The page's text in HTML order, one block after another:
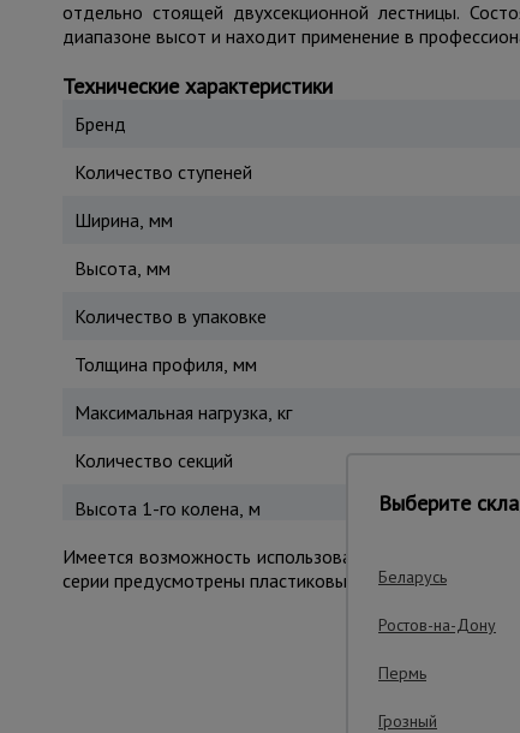
отдельно стоящей двухсекционной лестницы.
диапазоне высот и находит применение в
Технические характеристики
Бренд
Количество ступеней
Ширина, мм
Высота, мм
Количество в упаковке
Толщина профиля, мм
Максимальная нагрузка, кг
Количество секций
Высота 1-го колена, м
Имеется возможность использовать верхнюю
серии предусмотрены пластиковые ребристые
Важные
Выберите
Беларусь
Ростов-на-Дону
Пермь
Грозный